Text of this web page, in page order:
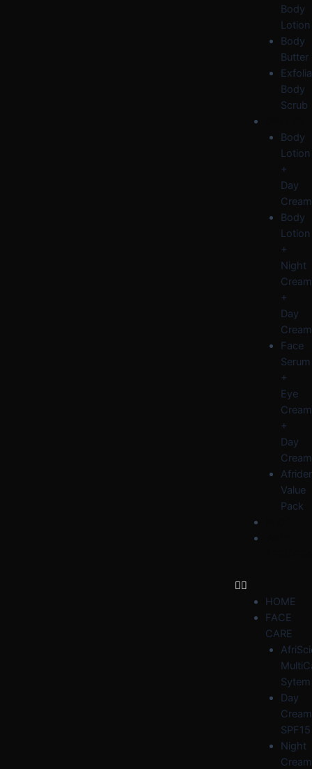
Body
Lotion
Body
Butter
Body
Scrub
Body
Lotion
+
Day
Cream
Body
Lotion
+
Night
Cream
+
Day
Cream
Face
Serum
+
Eye
Cream
+
Day
Cream
Value
Pack
HOME
FACE
CARE
Sytem
Day
Cream
SPF15
Night
Cream